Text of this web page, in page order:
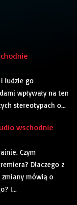
ludzie go
wpływały na ten
stereotypach o...
wschodnie
Czym
Dlaczego z
zmiany mówią o
I...